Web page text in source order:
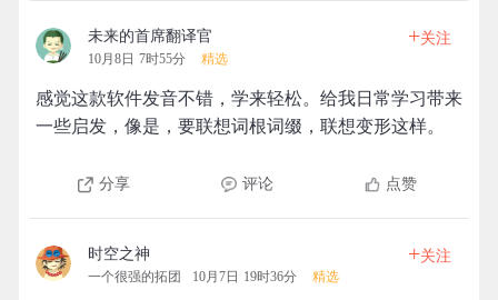
未来的首席翻译官
10月8日 7时55分 精选
+关注
感觉这款软件发音不错，学来轻松。给我日常学习带来
一些启发，像是，要联想词根词缀，联想变形这样。
分享 评论 点赞
时空之神
一个很强的拓团 10月7日 19时36分 精选
+关注